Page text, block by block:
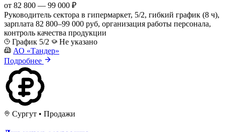
от 82 800 — 99 000 ₽
Руководитель сектора в гипермаркет, 5/2, гибкий график (8 ч),
зарплата 82 800–99 000 руб, организация работы персонала,
контроль качества продукции
График 5/2
Не указано
АО «Тандер»
Подробнее
Сургут • Продажи